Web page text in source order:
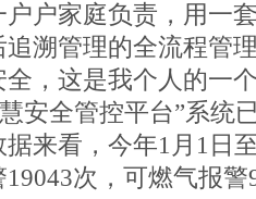
户户家庭负责，用一
溯管理的全流程管
，这是我个人的一
安全管控平台”系统
来看，今年1月1日
次，可燃气报